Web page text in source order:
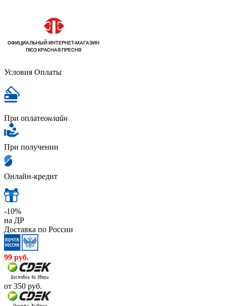
Условия Оплаты
При оплатеонлайн
При получении
Онлайн-кредит
-10%
на ДР
Доставка по России
99 руб.
от 350 руб.